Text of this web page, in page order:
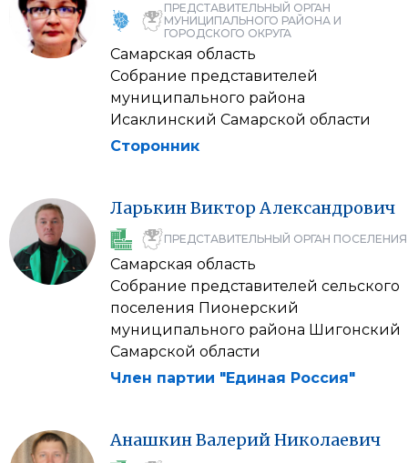
ПРЕДСТАВИТЕЛЬНЫЙ ОРГАН
МУНИЦИПАЛЬНОГО РАЙОНА И
ГОРОДСКОГО ОКРУГА
Самарская область
Собрание представителей
муниципального района
Исаклинский Самарской области
Сторонник
ЛарькинВиктор Александрович
ПРЕДСТАВИТЕЛЬНЫЙ ОРГАН ПОСЕЛЕНИЯ
Самарская область
Собрание представителей сельского
поселения Пионерский
муниципального района Шигонский
Самарской области
Член партии "Единая Россия"
АнашкинВалерийНиколаевич